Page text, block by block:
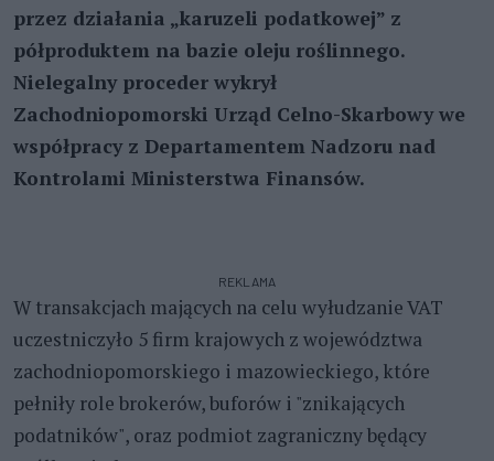
przez działania „karuzeli podatkowej” z
półproduktem na bazie oleju roślinnego.
Nielegalny proceder wykrył
Zachodniopomorski Urząd Celno-Skarbowy we
współpracy z Departamentem Nadzoru nad
Kontrolami Ministerstwa Finansów.
REKLAMA
W transakcjach mających na celu wyłudzanie VAT
uczestniczyło 5 firm krajowych z województwa
zachodniopomorskiego i mazowieckiego, które
pełniły role brokerów, buforów i "znikających
podatników", oraz podmiot zagraniczny będący